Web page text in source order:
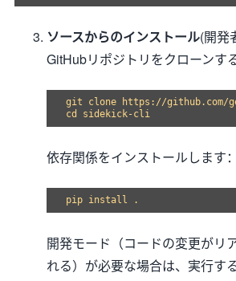
ソースからのインストール(開発
GitHubリポジトリをクローンする
git clone https://github.com/
依存関係をインストールします：
開発モード（コードの変更がリ
れる）が必要な場合は、実行する